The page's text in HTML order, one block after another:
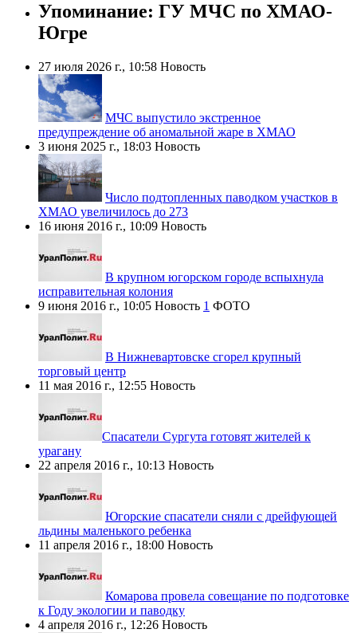
Упоминание: ГУ МЧС по ХМАО-
Югре
27 июля 2026 г., 10:58 Новость
МЧС выпустило экстренное
предупреждение об аномальной жаре в ХМАО
3 июня 2025 г., 18:03 Новость
Число подтопленных паводком участков в
ХМАО увеличилось до 273
16 июня 2016 г., 10:09 Новость
В крупном югорском городе вспыхнула
исправительная колония
9 июня 2016 г., 10:05 Новость 1 ФОТО
В Нижневартовске сгорел крупный
торговый центр
11 мая 2016 г., 12:55 Новость
​Спасатели Сургута готовят жителей к
урагану
22 апреля 2016 г., 10:13 Новость
Югорские спасатели сняли с дрейфующей
льдины маленького ребенка
11 апреля 2016 г., 18:00 Новость
Комарова провела совещание по подготовке
к Году экологии и паводку
4 апреля 2016 г., 12:26 Новость